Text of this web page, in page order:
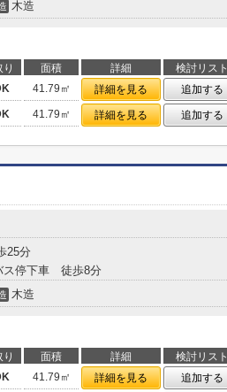
木造
り 面積 詳細
検討リスト
41.79㎡ 詳細を見る
追加する
41.79㎡ 詳細を見る 追加する
25分
ス停下車 徒歩8分
木造
り 面積 詳細
検討リスト
41.79㎡ 詳細を見る
追加する